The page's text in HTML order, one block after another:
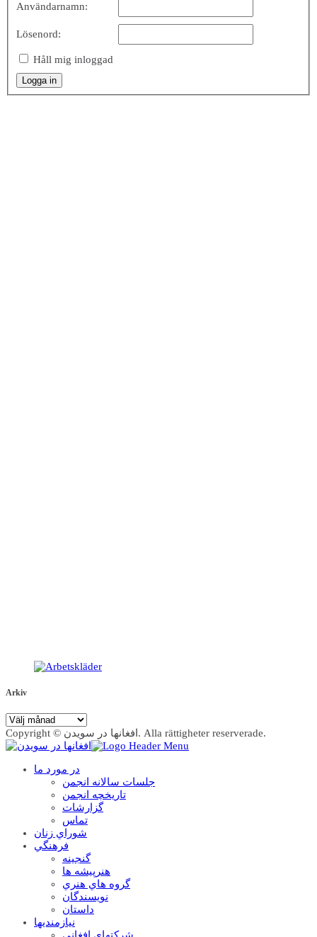
Användarnamn:
Lösenord:
Håll mig inloggad
Logga in
Arkiv
Arkiv
Copyright © افغانها در سویدن. Alla rättigheter reserverade.
در مورد ما
جلسات سالانه انجمن
تاریخچه انجمن
گزارشات
تماس
شوراي زنان
فرهنگي
گنجينه
هنرپيشه ها
گروه هاي هنري
نويسندگان
داستان
نيازمنديها